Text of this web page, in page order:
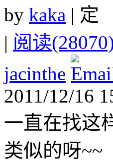
by kaka |
| 阅读
jacinthe
2011/12/16
一直在找这
类似的呀~~